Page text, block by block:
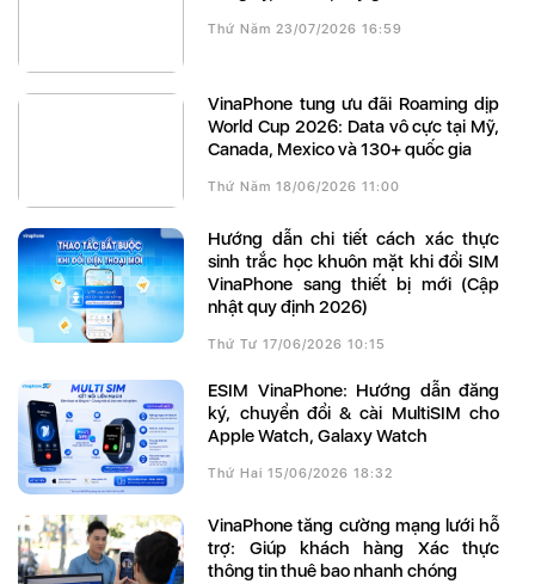
Thứ Năm 23/07/2026 16:59
VinaPhone tung ưu đãi Roaming dịp
World Cup 2026: Data vô cực tại Mỹ,
Canada, Mexico và 130+ quốc gia
Thứ Năm 18/06/2026 11:00
Hướng dẫn chi tiết cách xác thực
sinh trắc học khuôn mặt khi đổi SIM
VinaPhone sang thiết bị mới (Cập
nhật quy định 2026)
Thứ Tư 17/06/2026 10:15
eSIM VinaPhone: Hướng dẫn đăng
ký, chuyển đổi & cài MultiSIM cho
Apple Watch, Galaxy Watch
Thứ Hai 15/06/2026 18:32
VinaPhone tăng cường mạng lưới hỗ
trợ: Giúp khách hàng Xác thực
thông tin thuê bao nhanh chóng